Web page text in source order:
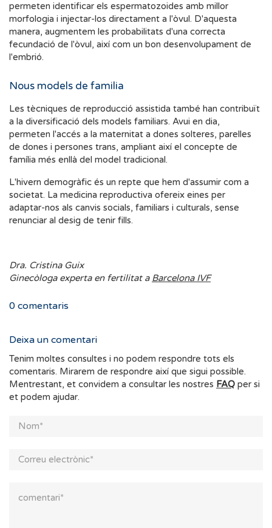
permeten identificar els espermatozoides amb millor
morfologia i injectar-los directament a l'òvul. D'aquesta
manera, augmentem les probabilitats d'una correcta
fecundació de l'òvul, així com un bon desenvolupament de
l'embrió.
Nous models de familia
Les tècniques de reproducció assistida també han contribuït
a la diversificació dels models familiars. Avui en dia,
permeten l'accés a la maternitat a dones solteres, parelles
de dones i persones trans, ampliant així el concepte de
família més enllà del model tradicional.
L'hivern demogràfic és un repte que hem d'assumir com a
societat. La medicina reproductiva ofereix eines per
adaptar-nos als canvis socials, familiars i culturals, sense
renunciar al desig de tenir fills.
Dra. Cristina Guix
Ginecòloga experta en fertilitat a Barcelona IVF
0 comentaris
Deixa un comentari
Tenim moltes consultes i no podem respondre tots els
comentaris. Mirarem de respondre així que sigui possible.
Mentrestant, et convidem a consultar les nostres FAQ per si
et podem ajudar.